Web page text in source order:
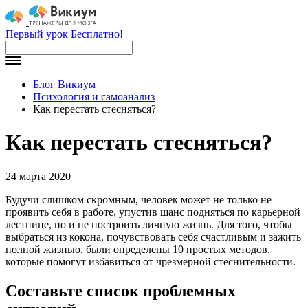
Первый урок Бесплатно!
Блог Викиум
Психология и самоанализ
Как перестать стесняться?
Как перестать стесняться?
24 марта 2020
Будучи слишком скромным, человек может не только не
проявить себя в работе, упустив шанс подняться по карьерной
лестнице, но и не построить личную жизнь. Для того, чтобы
выбраться из кокона, почувствовать себя счастливым и зажить
полной жизнью, были определены 10 простых методов,
которые помогут избавиться от чрезмерной стеснительности.
Составьте список проблемных